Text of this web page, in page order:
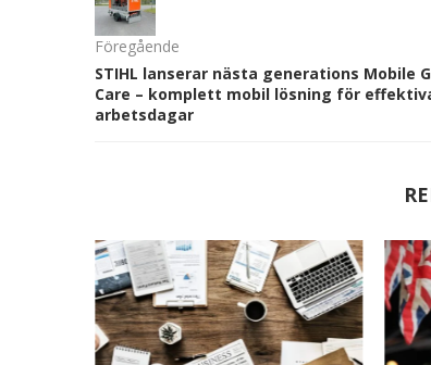
Föregående
STIHL lanserar nästa generations Mobile
Care – komplett mobil lösning för
arbetsdagar